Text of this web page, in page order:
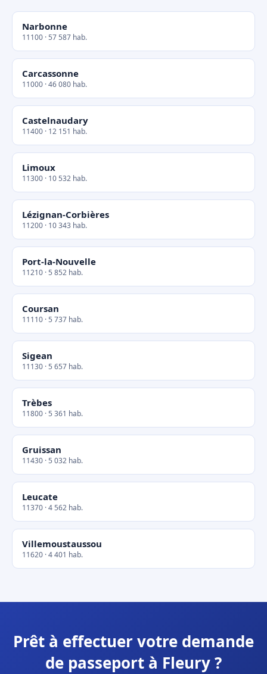
Narbonne
11100 · 57 587 hab.
Carcassonne
11000 · 46 080 hab.
Castelnaudary
11400 · 12 151 hab.
Limoux
11300 · 10 532 hab.
Lézignan-Corbières
11200 · 10 343 hab.
Port-la-Nouvelle
11210 · 5 852 hab.
Coursan
11110 · 5 737 hab.
Sigean
11130 · 5 657 hab.
Trèbes
11800 · 5 361 hab.
Gruissan
11430 · 5 032 hab.
Leucate
11370 · 4 562 hab.
Villemoustaussou
11620 · 4 401 hab.
Prêt à effectuer votre demande
de passeport à Fleury ?